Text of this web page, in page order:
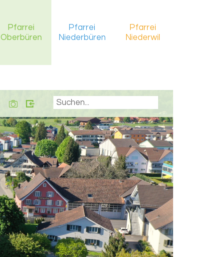
Pfarrei
Oberbüren
Pfarrei
Niederbüren
Pfarrei
Niederwil